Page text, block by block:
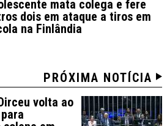
mata colega e fere
dois em ataque a tiros em
na Finlândia
PRÓXIMA NOTÍCIA
volta ao